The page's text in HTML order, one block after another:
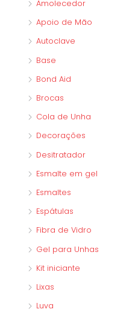
Amolecedor
Apoio de Mão
Autoclave
Base
Bond Aid
Brocas
Cola de Unha
Decorações
Desitratador
Esmalte em gel
Esmaltes
Espátulas
Fibra de Vidro
Gel para Unhas
Kit iniciante
Lixas
Luva